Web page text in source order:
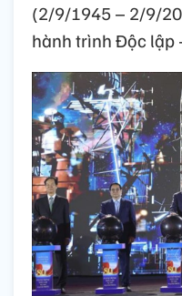
(2/9/1945 – 2/9/
hành trình Độc lập